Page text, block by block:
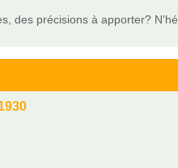
des précisions à apporter?